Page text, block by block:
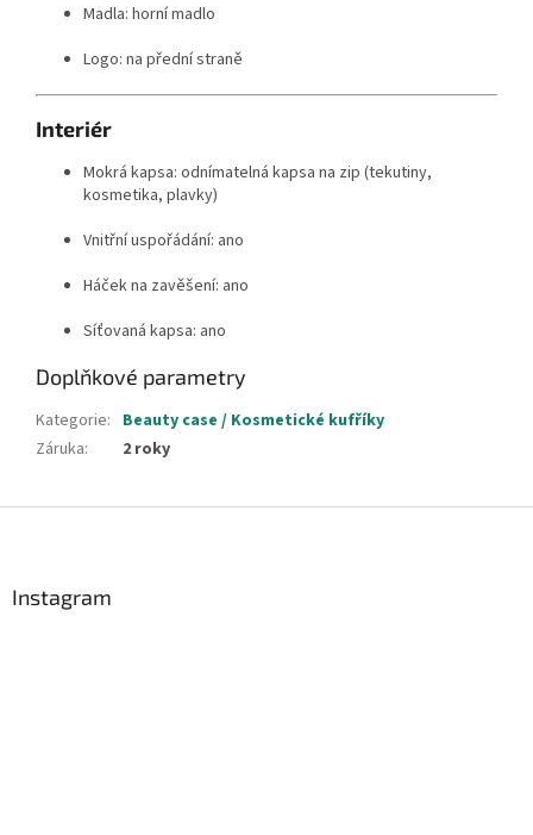
Madla: horní madlo
Logo: na přední straně
Interiér
Mokrá kapsa: odnímatelná kapsa na zip (tekutiny,
kosmetika, plavky)
Vnitřní uspořádání: ano
Háček na zavěšení: ano
Síťovaná kapsa: ano
Doplňkové parametry
Kategorie: Beauty case / Kosmetické kufříky
Záruka: 2 roky
Instagram